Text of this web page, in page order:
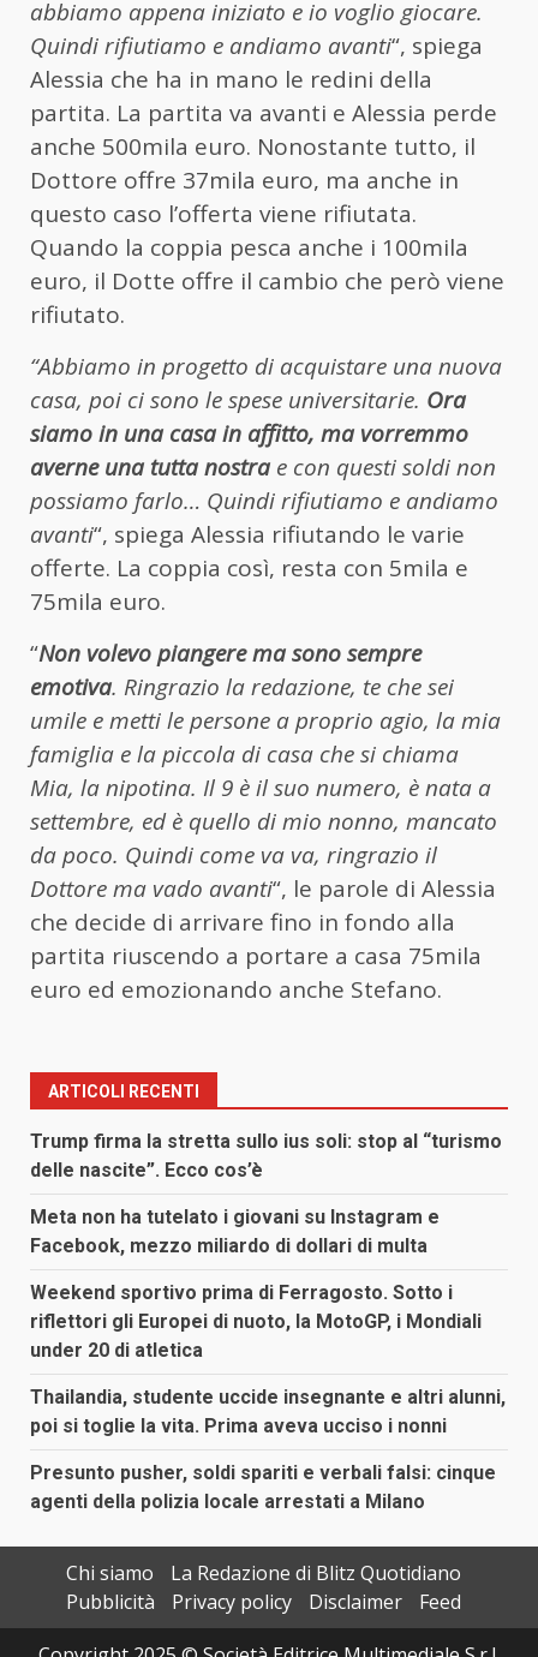
abbiamo appena iniziato e io voglio giocare.
Quindi rifiutiamo e andiamo avanti“, spiega
Alessia che ha in mano le redini della
partita. La partita va avanti e Alessia perde
anche 500mila euro. Nonostante tutto, il
Dottore offre 37mila euro, ma anche in
questo caso l’offerta viene rifiutata.
Quando la coppia pesca anche i 100mila
euro, il Dotte offre il cambio che però viene
rifiutato.
“Abbiamo in progetto di acquistare una nuova
casa, poi ci sono le spese universitarie. Ora
siamo in una casa in affitto, ma vorremmo
averne una tutta nostra e con questi soldi non
possiamo farlo… Quindi rifiutiamo e andiamo
avanti“, spiega Alessia rifiutando le varie
offerte. La coppia così, resta con 5mila e
75mila euro.
“Non volevo piangere ma sono sempre
emotiva. Ringrazio la redazione, te che sei
umile e metti le persone a proprio agio, la mia
famiglia e la piccola di casa che si chiama
Mia, la nipotina. Il 9 è il suo numero, è nata a
settembre, ed è quello di mio nonno, mancato
da poco. Quindi come va va, ringrazio il
Dottore ma vado avanti“, le parole di Alessia
che decide di arrivare fino in fondo alla
partita riuscendo a portare a casa 75mila
euro ed emozionando anche Stefano.
ARTICOLI RECENTI
Trump firma la stretta sullo ius soli: stop al “turismo
delle nascite”. Ecco cos’è
Meta non ha tutelato i giovani su Instagram e
Facebook, mezzo miliardo di dollari di multa
Weekend sportivo prima di Ferragosto. Sotto i
riflettori gli Europei di nuoto, la MotoGP, i Mondiali
under 20 di atletica
Thailandia, studente uccide insegnante e altri alunni,
poi si toglie la vita. Prima aveva ucciso i nonni
Presunto pusher, soldi spariti e verbali falsi: cinque
agenti della polizia locale arrestati a Milano
Chi siamo
La Redazione di Blitz Quotidiano
Pubblicità
Privacy policy Disclaimer
Feed